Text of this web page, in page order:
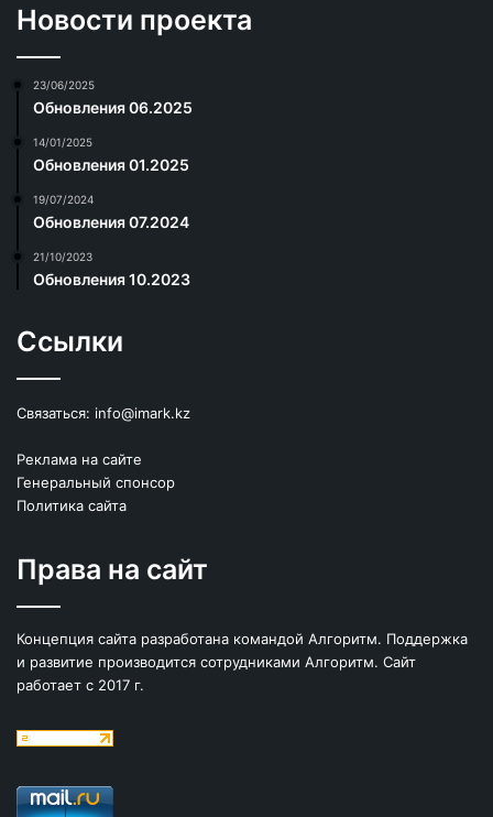
Новости проекта
23/06/2025
Обновления 06.2025
14/01/2025
Обновления 01.2025
19/07/2024
Обновления 07.2024
21/10/2023
Обновления 10.2023
Ссылки
Связаться: info@imark.kz
Реклама на сайте
Генеральный спонсор
Политика сайта
Права на сайт
Концепция сайта разработана командой Алгоритм. Поддержка
и развитие производится сотрудниками Алгоритм. Сайт
работает с 2017 г.